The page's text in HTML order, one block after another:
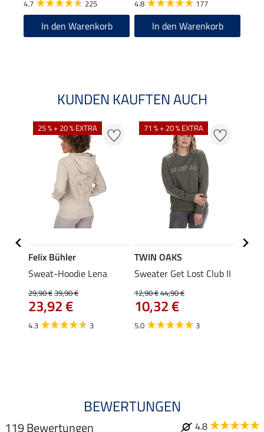
4.7 225
In den Warenkorb
4.8 177
In den Warenkorb
KUNDEN KAUFTEN AUCH
25 % + 20 % EXTRA
Felix Bühler
Sweat-Hoodie Lena
29,90 €39,90 €
23,92 €
4.3 3
71 % + 20 % EXTRA
TWIN OAKS
Sweater Get Lost Club II
12,90 €44,90 €
10,32 €
5.0 3
BEWERTUNGEN
119 Bewertungen
4.8